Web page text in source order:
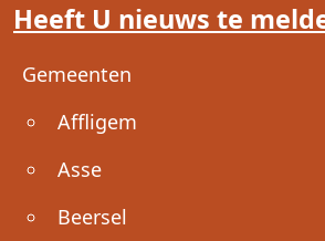
Heeft U nieuws te
Voet
Gemeenten
Affligem
Asse
Beersel